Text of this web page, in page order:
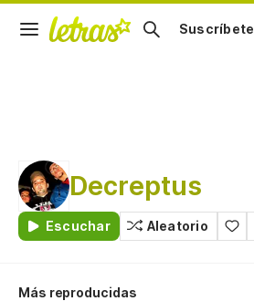
Suscríbete
Decreptus
Escuchar Aleatorio
Más reproducidas